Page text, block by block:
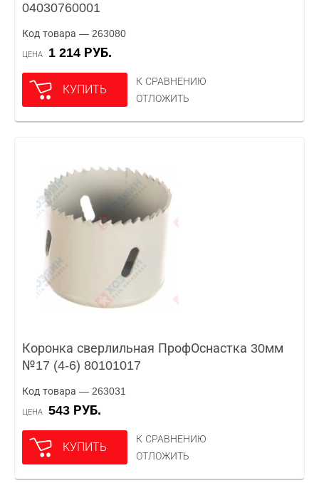
04030760001
Код товара — 263080
ЦЕНА 1 214 РУБ.
КУПИТЬ
К СРАВНЕНИЮ
ОТЛОЖИТЬ
Коронка сверлильная ПрофОснастка 30мм
№17 (4-6) 80101017
Код товара — 263031
ЦЕНА 543 РУБ.
КУПИТЬ
К СРАВНЕНИЮ
ОТЛОЖИТЬ